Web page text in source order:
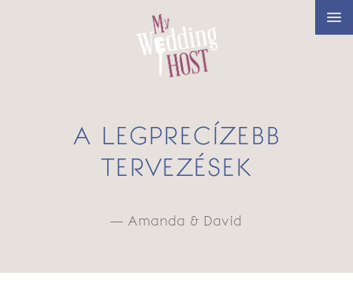
A LEGPRECÍZEBB
TERVEZÉSEK
— Amanda & David